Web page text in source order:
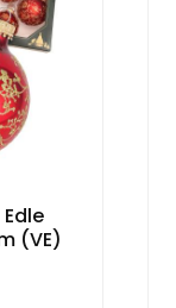
(VE)